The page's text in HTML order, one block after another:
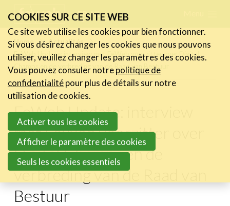
links
Jump
to
navigation
Jump
main
content
FR NL
Home
Actualités
FeWeb Update: interview met FeWeb voorzitter over Digital
Champs en de verbreding van de Raad van Bestuur
FeWeb Update: interview
met FeWeb voorzitter over
Digital Champs en de
verbreding van de Raad van
Bestuur
Actualités
Les nouvelles du secteur
Les FeWeb Vidéos
Les Cases des membres
Activités
Cases Gallery
COOKIES SUR CE SITE WEB
Ce site web utilise les cookies pour bien fonctionner.
Si vous désirez changer les cookies que nous pouvons
utiliser, veuillez changer les paramètres des cookies.
Vous pouvez consuler notrepolitique de
confidentialitépour plus de détails sur notre
utilisation de cookies.
Activer tous les cookies
Afficher le paramètre des cookies
Seuls les cookies essentiels